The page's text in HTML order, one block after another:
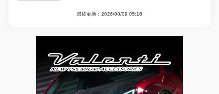
最終更新：2026/08/09 05:16